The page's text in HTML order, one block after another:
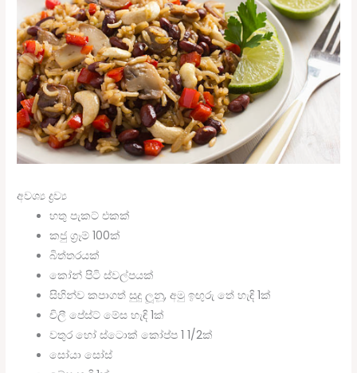
අවශ්‍ය ද්‍රව්‍ය
හතු පැකට් එකක්
කජු ග්‍රෑම් 100ක්
බිත්තරයක්
කෝන් පිටි ස්වල්පයක්
සිහින්ව කපාගත් සුදු ලූනූ, අමු ඉඟුරු තේ හැඳි 1ක්
චිලී පේස්ට් මේස හැඳි 1ක්
වතුර හෝ ස්ටොක් කෝප්ප 1 1/2ක්
සෝයා සෝස්